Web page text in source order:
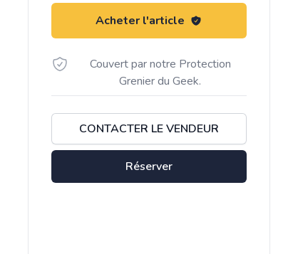
Acheter l'article
Couvert par notre Protection
Grenier du Geek.
CONTACTER LE VENDEUR
Réserver